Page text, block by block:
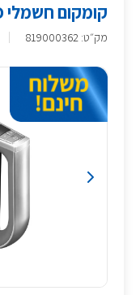
קומקום חשמלי KITCHENAID
מק״ט:
819000362